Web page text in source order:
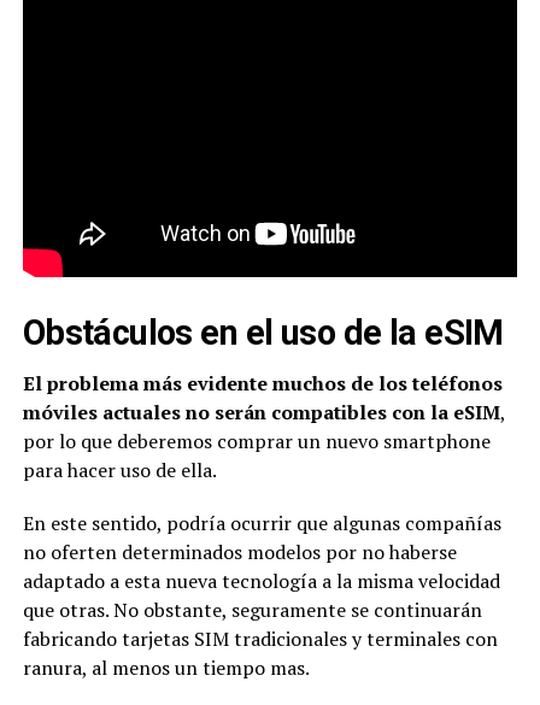
Obstáculos en el uso de la eSIM
El problema más evidente muchos de los teléfonos
móviles actuales no serán compatibles con la eSIM,
por lo que deberemos comprar un nuevo smartphone
para hacer uso de ella.
En este sentido, podría ocurrir que algunas compañías
no oferten determinados modelos por no haberse
adaptado a esta nueva tecnología a la misma velocidad
que otras. No obstante, seguramente se continuarán
fabricando tarjetas SIM tradicionales y terminales con
ranura, al menos un tiempo mas.